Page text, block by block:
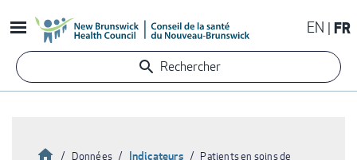
au
contenu
principal
EN FR
Rechercher
Accueil
Données Indicateurs
Patients en soins de